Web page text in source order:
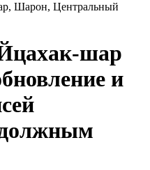
Шарон, Центральный
шар
и